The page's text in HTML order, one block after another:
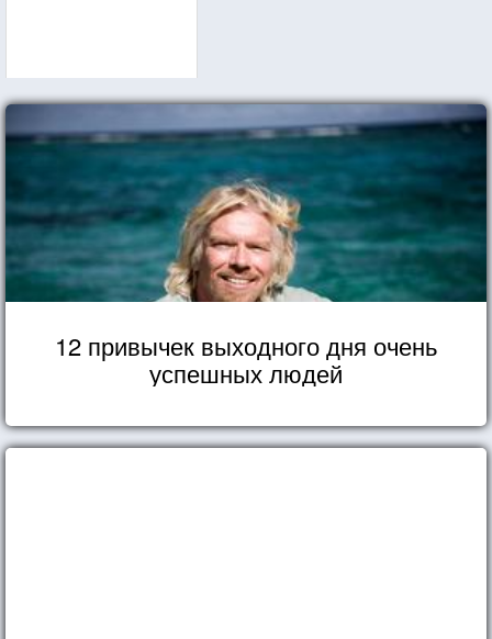
12 привычек выходного дня очень
успешных людей